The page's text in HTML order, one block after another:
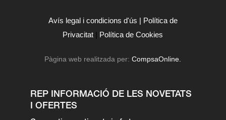
Avís legal i condicions d'ús | Política de
Privacitat | Política de Cookies
Pàgina web realitzada per:CompsaOnline.
REP INFORMACIÓ DE LES NOVETATS
I OFERTES